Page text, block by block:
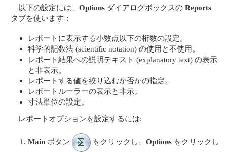
以下の設定には、Options ダイアログボックスのReports
タブを使います：
レポートに表示する小数点以下の桁数の設定。
科学的記数法 (scientific notation) の使用と不使用。
レポート結果への説明テキスト (explanatory text) の表示
と非表示。
レポートする値を絞り込むか否かの指定。
レポートルーラーの表示と非示。
寸法単位の設定。
レポートオプションを設定するには:
Main ボタン をクリックし、 Options をクリックし